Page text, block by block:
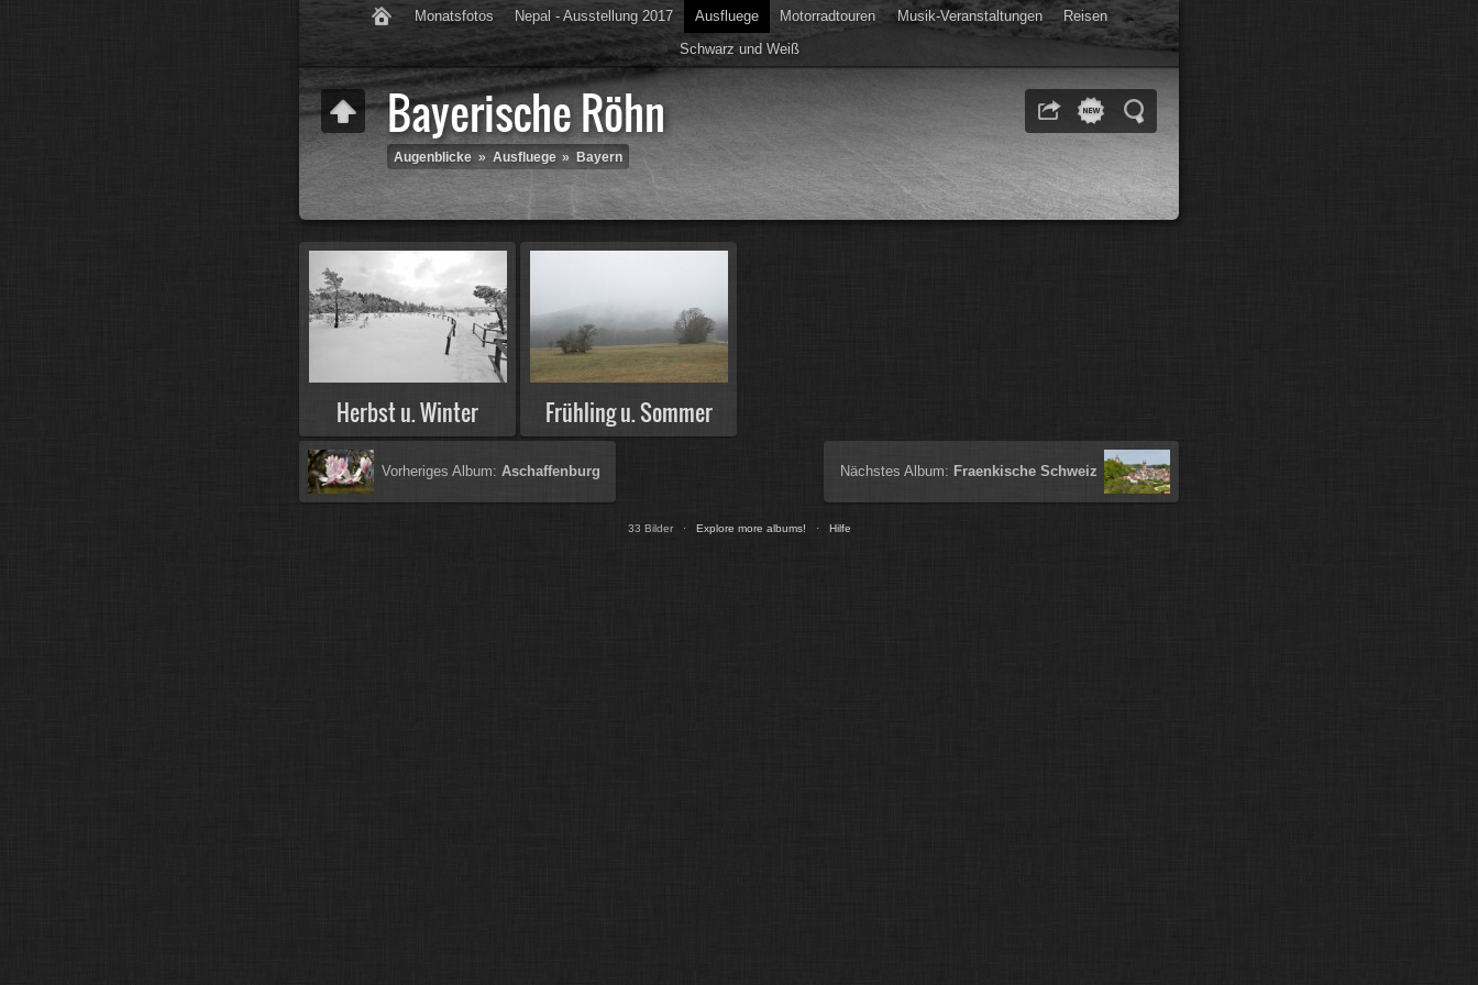
Monatsfotos Nepal - Ausstellung 2017 Ausfluege Motorradtouren Musik-Veranstaltungen
Reisen
Schwarz und Weiß
Bayerische Röhn
Augenblicke » Ausfluege » Bayern
Herbst u. Winter Frühling u. Sommer
Nächstes Album: Fraenkische Schweiz
Vorheriges Album: Aschaffenburg
33 Bilder · Explore more albums! · Hilfe